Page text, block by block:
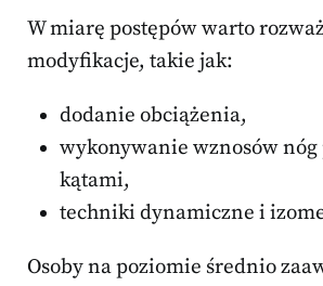
W miarę postępów warto
modyfikacje, takie jak:
dodanie obciążenia,
wykonywanie wznosów
kątami,
techniki dynamiczne i
Osoby na poziomie średnio